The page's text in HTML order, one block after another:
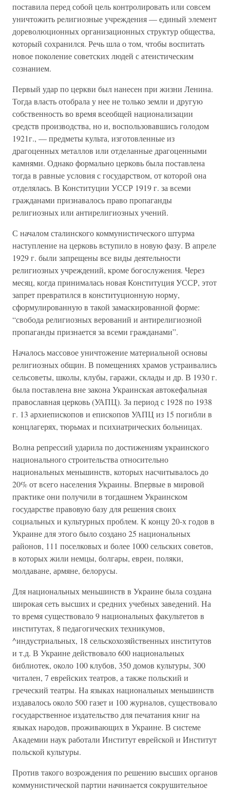
поставила перед собой цель контролировать или совсем
уничтожить религиозные учреждения — единый элемент
дореволюционных организационных структур общества,
который сохранился. Речь шла о том, чтобы воспитать
новое поколение советских людей с атеистическим
сознанием.
Первый удар по церкви был нанесен при жизни Ленина.
Тогда власть отобрала у нее не только земли и другую
собственность во время всеобщей национализации
средств производства, но и, воспользовавшись голодом
1921г., — предметы культа, изготовленные из
драгоценных металлов или отделанные драгоценными
камнями. Однако формально церковь была поставлена
тогда в равные условия с государством, от которой она
отделялась. В Конституции УССР 1919 г. за всеми
гражданами признавалось право пропаганды
религиозных или антирелигиозных учений.
С началом сталинского коммунистического штурма
наступление на церковь вступило в новую фазу. В апреле
1929 г. были запрещены все виды деятельности
религиозных учреждений, кроме богослужения. Через
месяц, когда принималась новая Конституция УССР, этот
запрет превратился в конституционную норму,
сформулированную в такой замаскированной форме:
“свобода религиозных верований и антирелигиозной
пропаганды признается за всеми гражданами”.
Началось массовое уничтожение материальной основы
религиозных общин. В помещениях храмов устраивались
сельсоветы, школы, клубы, гаражи, склады и др. В 1930 г.
была поставлена вне закона Украинская автокефальная
православная церковь (УАПЦ). За период с 1928 по 1938
г. 13 архиепископов и епископов УАПЦ из 15 погибли в
концлагерях, тюрьмах и психиатрических больницах.
Волна репрессий ударила по достижениям украинского
национального строительства относительно
национальных меньшинств, которых насчитывалось до
20% от всего населения Украины. Впервые в мировой
практике они получили в тогдашнем Украинском
государстве правовую базу для решения своих
социальных и культурных проблем. К концу 20-х годов в
Украине для этого было создано 25 национальных
районов, 111 поселковых и более 1000 сельских советов,
в которых жили немцы, болгары, евреи, поляки,
молдаване, армяне, белорусы.
Для национальных меньшинств в Украине была создана
широкая сеть высших и средних учебных заведений. На
то время существовало 9 национальных факультетов в
институтах, 8 педагогических техникумов,
^индустриальных, 18 сельскохозяйственных институтов
и т.д. В Украине действовало 600 национальных
библиотек, около 100 клубов, 350 домов культуры, 300
читален, 7 еврейских театров, а также польский и
греческий театры. На языках национальных меньшинств
издавалось около 500 газет и 100 журналов, существовало
государственное издательство для печатания книг на
языках народов, проживающих в Украине. В системе
Академии наук работали Институт еврейской и Институт
польской культуры.
Против такого возрождения по решению высших органов
коммунистической партии начинается сокрушительное